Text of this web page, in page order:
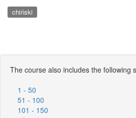
chiński
The course also includes the following
1 - 50
51 - 100
101 - 150